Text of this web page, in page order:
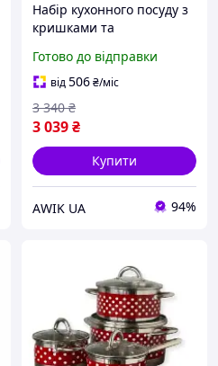
Набір кухонного посуду з
кришками та
KITCHEN Мармурові
каструлі з
антипригарним
покриттям
Готово до відправки
від506₴/міс
3 039₴
3 340 ₴
Купити
АWIK UA 94%